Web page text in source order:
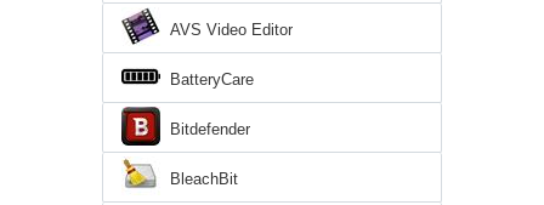
AVS Video Editor
BatteryCare
Bitdefender
BleachBit